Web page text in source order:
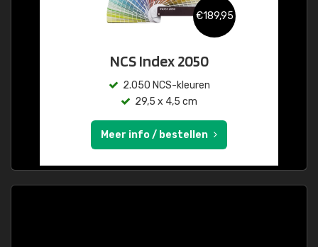
€189,95
NCS Index 2050
2.050 NCS-kleuren
29,5 x 4,5 cm
Meer info / bestellen